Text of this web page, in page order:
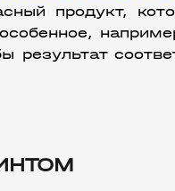
продукт,
результат